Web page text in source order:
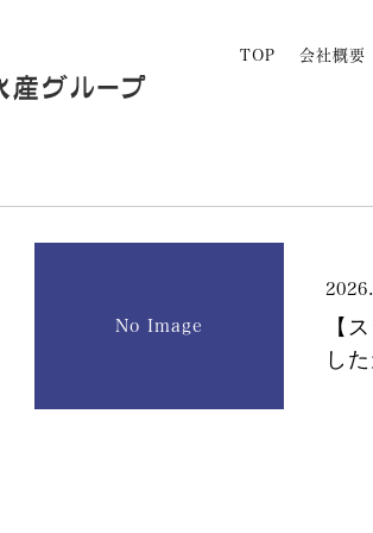
TOP
会社概要
No Image
【
し